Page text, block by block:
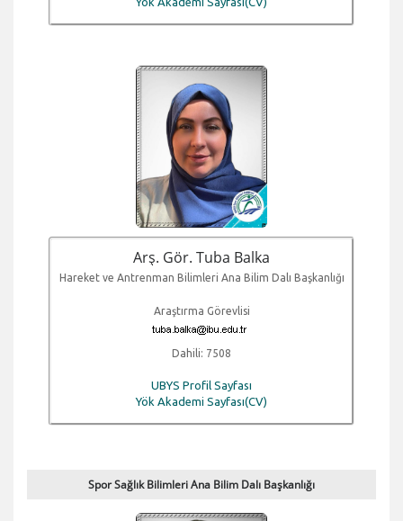
Arş. Gör. Tuba Balka
Hareket ve Antrenman Bilimleri Ana Bilim Dalı Başkanlığı
Araştırma Görevlisi
Dahili: 7508
UBYS Profil Sayfası
Yök Akademi Sayfası(CV)
Spor Sağlık Bilimleri Ana Bilim Dalı Başkanlığı